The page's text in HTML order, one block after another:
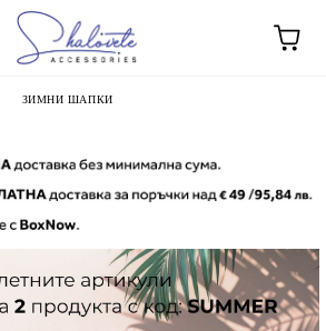
ЗИМНИ ШАПКИ